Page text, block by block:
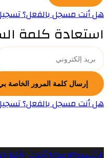
هل أنت مسجل بالفعل؟
استعادة كلمة
هل أنت مسجل بالفعل؟
الرئيسيةالإصداراتأحدث الأخبار